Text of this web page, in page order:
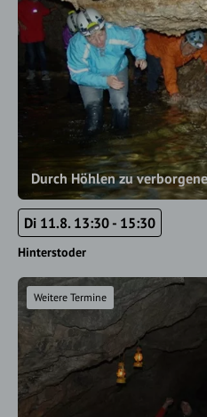
Durch Höhlen zu
Di 11.8. 13:30 - 15:30
Hinterstoder
Weitere Termine